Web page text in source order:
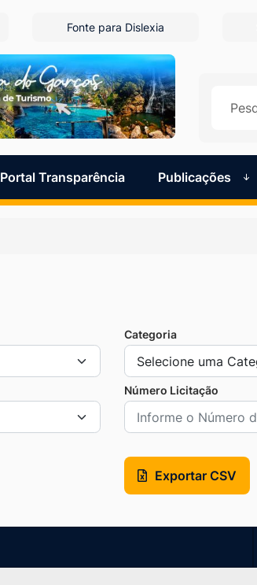
Fonte para Dislexia
Portal Transparência Publicações
Categoria
Número Licitação
Exportar CSV